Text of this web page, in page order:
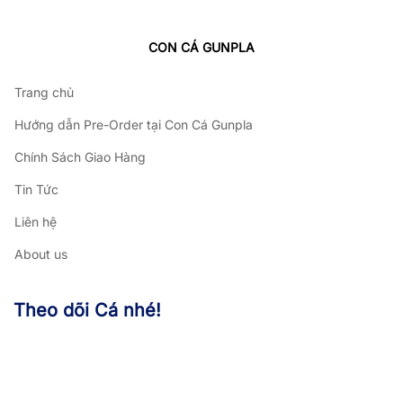
CON CÁ GUNPLA
Trang chủ
Hướng dẫn Pre-Order tại Con Cá Gunpla
Chính Sách Giao Hàng
Tin Tức
Liên hệ
About us
Theo dõi Cá nhé!